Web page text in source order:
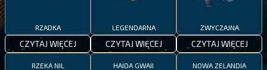
RZADKA
CZYTAJ WIĘCEJ
LEGENDARNA
CZYTAJ WIĘCEJ
ZWYCZAJNA
CZYTAJ WIĘCEJ
RZEKA NIL HAIDA GWAII NOWA ZELANDIA